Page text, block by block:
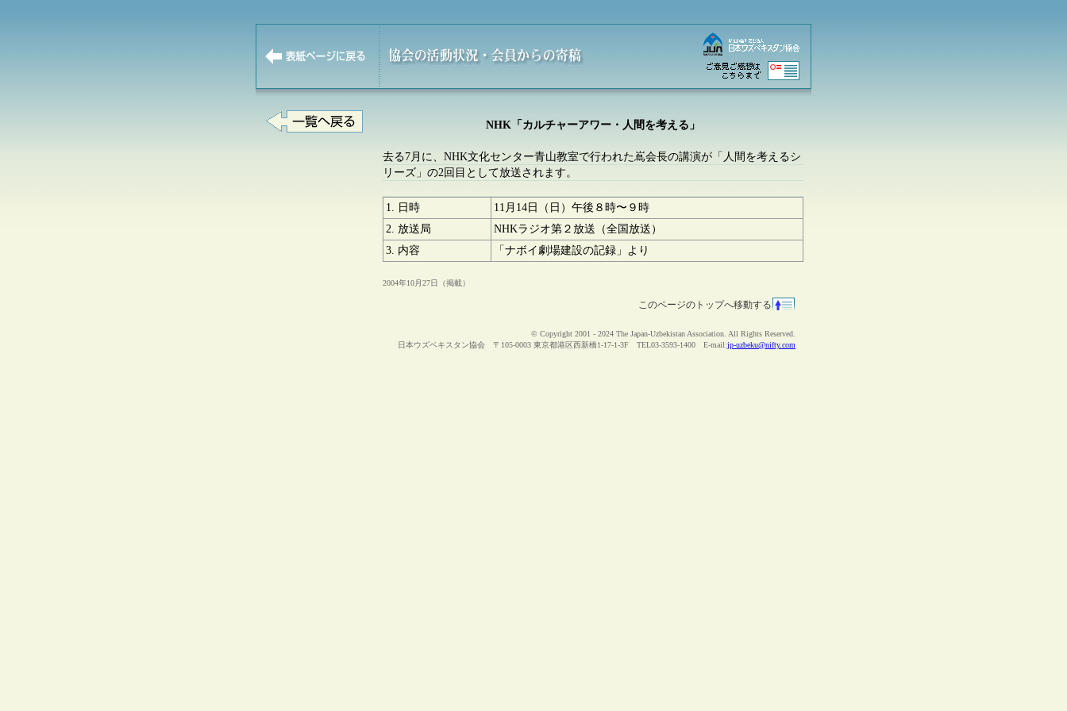
NHK「カルチャーアワー・人間を考える」
去る7月に、NHK文化センター青山教室で行われた嶌会長の講演が「人間を考えるシ
リーズ」の2回目として放送されます。
1. 日時
11月14日（日）午後８時〜９時
2. 放送局
NHKラジオ第２放送（全国放送）
3. 内容
「ナボイ劇場建設の記録」より
2004年10月27日（掲載）
このページのトップへ移動する
© Copyright 2001 - 2024 The Japan-Uzbekistan Association. All Rights Reserved.
日本ウズベキスタン協会 〒105-0003 東京都港区西新橋1-17-1-3F TEL03-3593-1400 E-mail:jp-uzbeku@nifty.com